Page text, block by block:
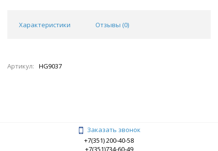
Характеристики Отзывы (0)
Артикул: HG9037
Заказать звонок
+7(351) 200-40-58
+7(351)734-60-49